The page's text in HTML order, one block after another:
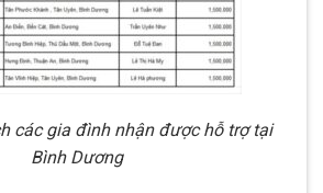
gia đình nhận được hỗ trợ tại
Bình Dương